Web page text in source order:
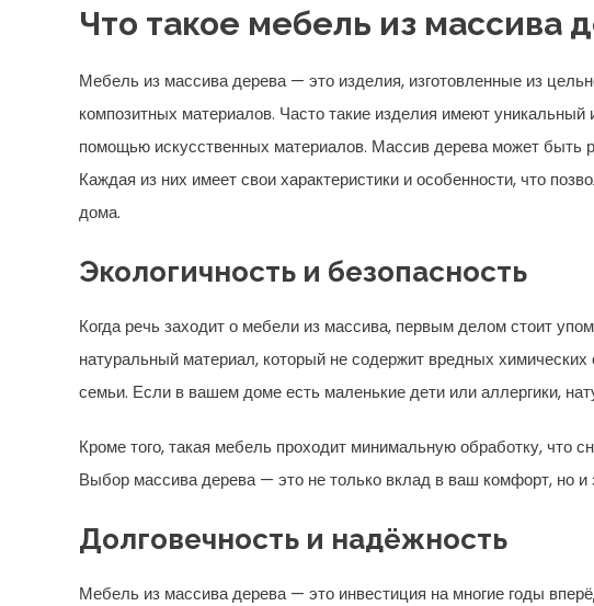
Что такое мебель из массива
Мебель из массива дерева — это изделия, изготовленные из
композитных материалов. Часто такие изделия имеют
помощью искусственных материалов. Массив дерева может быть
Каждая из них имеет свои характеристики и особенности, что
дома.
Экологичность и безопасность
Когда речь заходит о мебели из массива, первым делом стоит
натуральный материал, который не содержит вредных
семьи. Если в вашем доме есть маленькие дети или аллергики,
Кроме того, такая мебель проходит минимальную обработку, что
Выбор массива дерева — это не только вклад в ваш комфорт, но и
Долговечность и надёжность
Мебель из массива дерева — это инвестиция на многие годы